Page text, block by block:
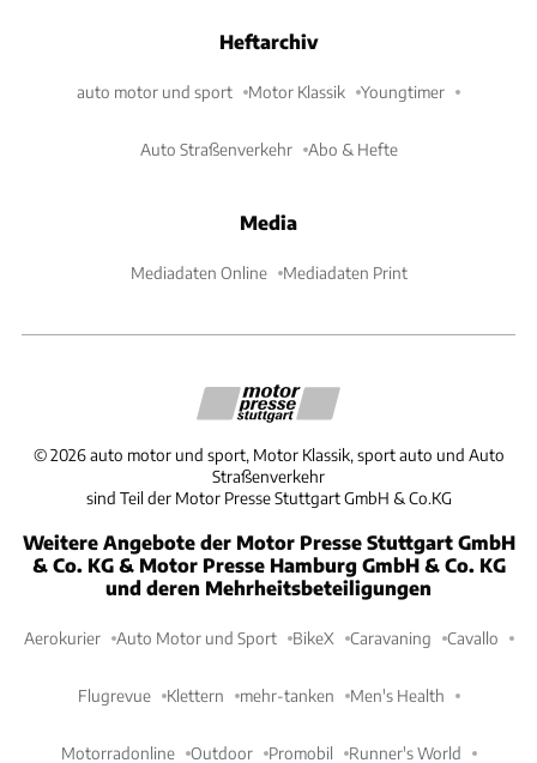
Heftarchiv
auto motor und sport Motor Klassik Youngtimer
Auto Straßenverkehr Abo & Hefte
Media
Mediadaten Online Mediadaten Print
©2026 auto motor und sport, Motor Klassik, sport auto und Auto
Straßenverkehr
sind Teil der Motor Presse Stuttgart GmbH & Co.KG
Weitere Angebote der Motor Presse Stuttgart GmbH
& Co. KG & Motor Presse Hamburg GmbH & Co. KG
und deren Mehrheitsbeteiligungen
Aerokurier Auto Motor und Sport BikeX Caravaning Cavallo
Flugrevue Klettern mehr-tanken Men's Health
Motorradonline Outdoor Promobil Runner's World